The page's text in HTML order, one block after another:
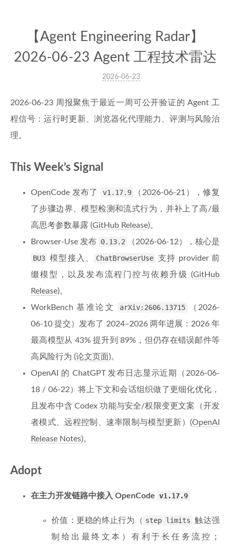
【Agent Engineering Radar】
2026-06-23 Agent 工程技术雷达
2026-06-23
2026-06-23 周报聚焦于最近一周可公开验证的 Agent 工
程信号：运行时更新、浏览器化代理能力、评测与风险治
理。
This Week’s Signal
OpenCode 发布了 v1.17.9
（2026-06-21），修复
了步骤边界、模型检测和流式行为，并补上了高/最
高思考参数暴露 (GitHub Release)。
Browser-Use 发布 0.13.2
（2026-06-12），核心是
BU3 模型接入、 ChatBrowserUse 支持 provider 前
缀模型，以及发布流程门控与依赖升级 (GitHub
Release)。
WorkBench 基准论文
arXiv:2606.13715
（2026-
06-10 提交）发布了 2024–2026 两年进展：2026 年
最高模型从 43% 提升到 89%，但仍存在错误邮件等
高风险行为 (论文页面)。
OpenAI 的 ChatGPT 发布日志显示近期（2026-06-
18 / 06-22）将上下文和会话组织做了更细化优化，
且发布中含 Codex 功能与安全/权限变更文案（开发
者模式、远程控制、速率限制与模型更新）(OpenAI
Release Notes)。
Adopt
在主力开发链路中接入 OpenCode v1.17.9
价值：更稳的终止行为（ step limits 触达强
制给出最终文本）有利于长任务流控；